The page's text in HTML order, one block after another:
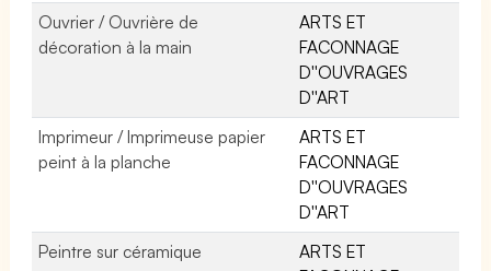
Ouvrier / Ouvrière de
décoration à la main
ARTS ET
FACONNAGE
D''OUVRAGES
D''ART
Imprimeur / Imprimeuse papier
peint à la planche
ARTS ET
FACONNAGE
D''OUVRAGES
D''ART
Peintre sur céramique
ARTS ET